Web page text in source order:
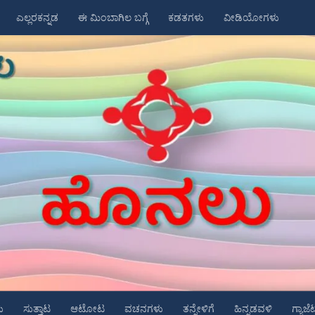
ಎಲ್ಲರಕನ್ನಡ ಈ ಮಿಂಬಾಗಿಲ ಬಗ್ಗೆ ಕಡತಗಳು ವೀಡಿಯೋಗಳು
ಸುತ್ತಾಟ ಆಟೋಟ ವಚನಗಳು ತನ್ನೇಳಿಗೆ ಹಿನ್ನಡವಳಿ